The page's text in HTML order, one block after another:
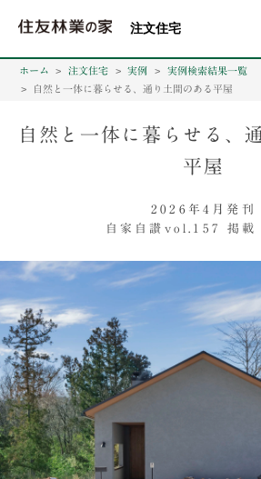
注文住宅
ホーム 注文住宅 実例
実例検索結果一覧
自然と一体に暮らせる、通り土間のある平屋
自然と一体に暮らせる、
平屋
2026年4月発刊
自家自讃vol.157 掲載